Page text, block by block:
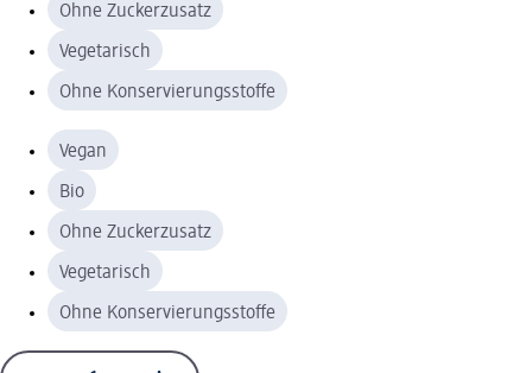
Ohne Zuckerzusatz
Vegetarisch
Ohne Konservierungsstoffe
Vegan
Bio
Ohne Zuckerzusatz
Vegetarisch
Ohne Konservierungsstoffe